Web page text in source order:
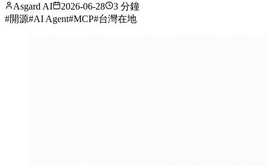
Asgard AI 2026-06-28
3 分鐘
#開源#AI Agent#MCP#台灣在地